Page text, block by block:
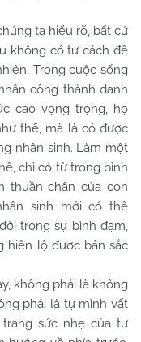
ta hiểu rõ, bất cứ
không có tư cách để
Trong cuộc sống
công thành danh
cao vọng trọng, họ
thế, mà là có được
nhân sinh. Làm một
chỉ có từ trong bình
thuần chân của con
sinh mới có thể
trong sự bình đạm,
hiển lộ được bản sắc
không phải là không
phải là tự mình vất
sức nhẹ của tư